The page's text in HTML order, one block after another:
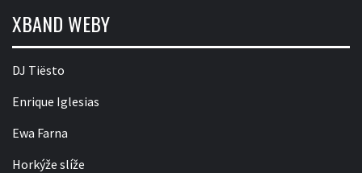
XBAND WEBY
DJ Tiësto
Enrique Iglesias
Ewa Farna
Horkýže slíže